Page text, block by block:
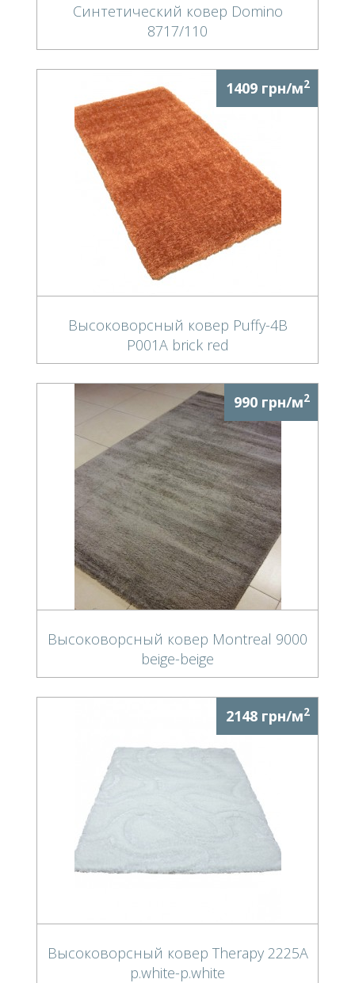
Синтетический ковер Domino
8717/110
1409 грн/м2
Высоковорсный ковер Puffy-4B
P001A brick red
990 грн/м2
Высоковорсный ковер Montreal 9000
beige-beige
2148 грн/м2
Высоковорсный ковер Therapy 2225A
p.white-p.white